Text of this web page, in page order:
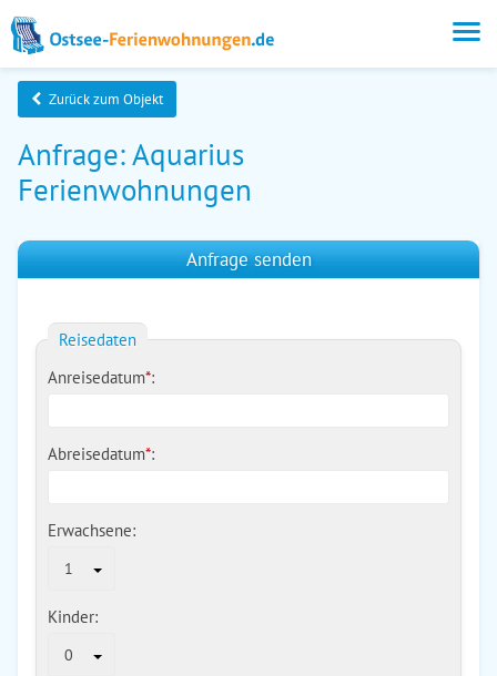
Zurück zum Objekt
Anfrage: Aquarius
Ferienwohnungen
Anfrage senden
Reisedaten
Anreisedatum*:
Abreisedatum*:
Erwachsene:
1
Kinder:
0